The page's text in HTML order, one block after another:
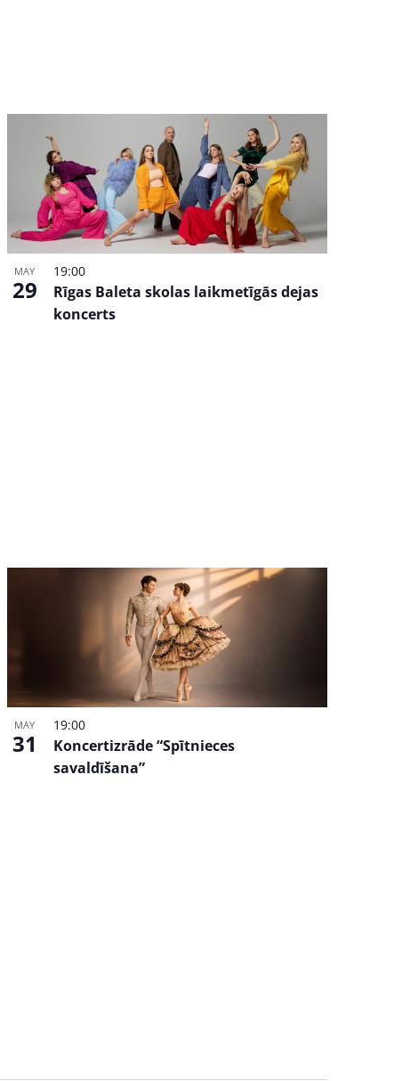
MAY
29
Rīgas Baleta skolas laikmetīgās dejas
koncerts
19:00
MAY
31
Koncertizrāde “Spītnieces
savaldīšana”
19:00